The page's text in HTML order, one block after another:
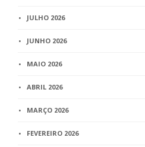
JULHO 2026
JUNHO 2026
MAIO 2026
ABRIL 2026
MARÇO 2026
FEVEREIRO 2026